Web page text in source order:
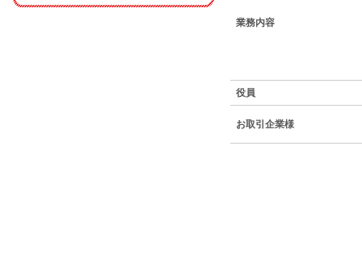
業務内容
役員
お取引企業様